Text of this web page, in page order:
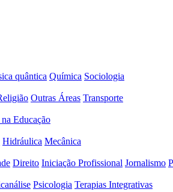
quântica Química Sociologia
Outras Áreas Transporte
Educação
Hidráulica Mecânica
Direito Iniciação Profissional Jornalismo
Psicologia Terapias Integrativas